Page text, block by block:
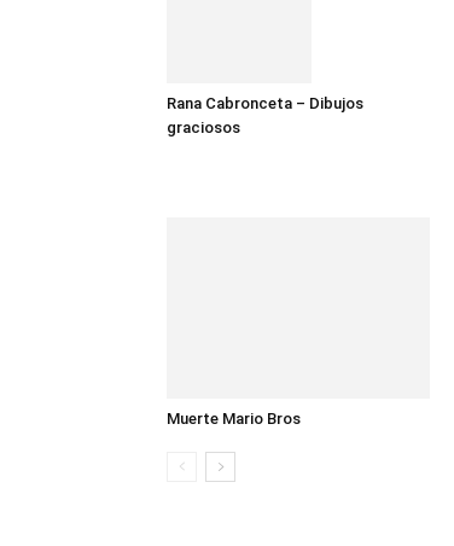
Rana Cabronceta – Dibujos
graciosos
Muerte Mario Bros